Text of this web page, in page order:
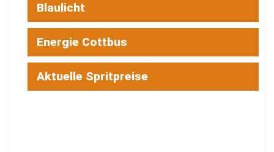
Blaulicht
Energie Cottbus
Aktuelle Spritpreise